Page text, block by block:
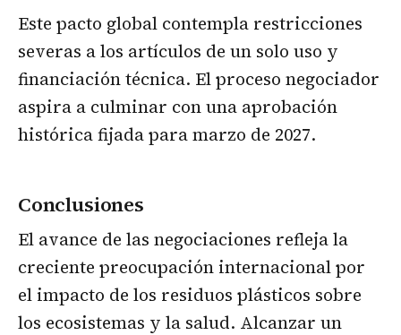
Este pacto global contempla restricciones
severas a los artículos de un solo uso y
financiación técnica. El proceso negociador
aspira a culminar con una aprobación
histórica fijada para marzo de 2027.
Conclusiones
El avance de las negociaciones refleja la
creciente preocupación internacional por
el impacto de los residuos plásticos sobre
los ecosistemas y la salud. Alcanzar un